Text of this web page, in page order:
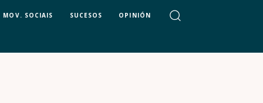
MOV. SOCIAIS SUCESOS OPINIÓN